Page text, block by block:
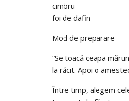
cimbru
foi de dafin
Mod de preparare
“Se toacă ceapa
la răcit. Apoi o
Între timp, alegem